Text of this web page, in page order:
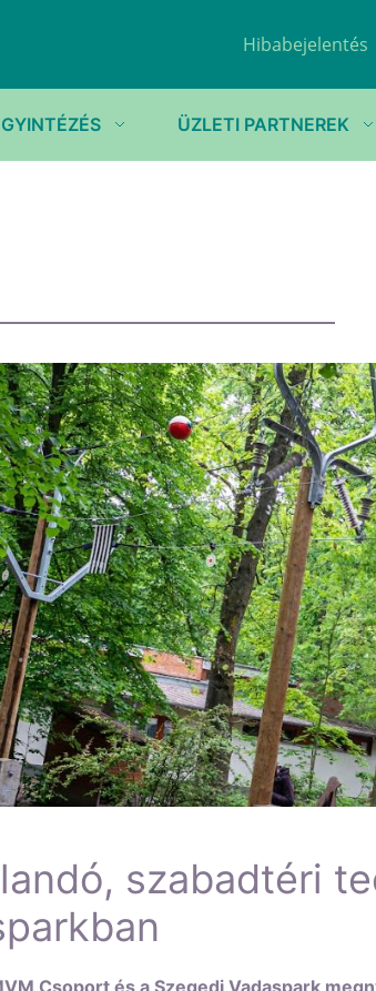
Hibabejelentés
ÜZLETI PARTNEREK
szabadtéri
Csoport és a Szegedi Vadaspark